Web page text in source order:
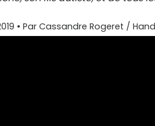
• Par Cassandre Rogeret /